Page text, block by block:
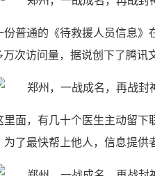
份普通的《待救援人员信息》
万次访问量，据说创下了腾讯
里面，有几十个医生主动留下
为了最快帮上他人，信息提供